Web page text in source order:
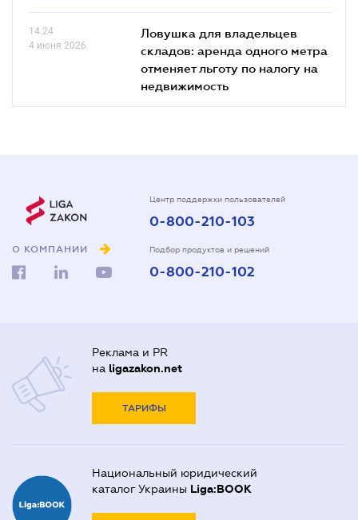
14.24
4 июня 2026
Ловушка для владельцев
складов: аренда одного метра
отменяет льготу по налогу на
недвижимость
О КОМПАНИИ
Центр поддержки пользователей
0-800-210-103
Подбор продуктов и решений
0-800-210-102
Реклама и PR
на ligazakon.net
ТАРИФЫ
Национальный юридический
каталог Украины Liga:BOOK